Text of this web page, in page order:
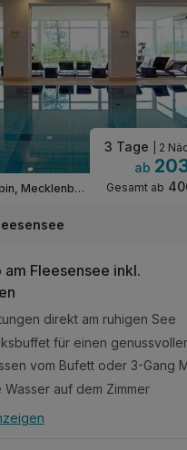
Göhren-Lebbin, Mecklenburger Seenplatte
3 Tage | 2
ab
Gesamt ab
am Fleesensee inkl.
direkt am ruhigen See
vom Bufett oder 3-Gang
Wasser auf dem Zimmer